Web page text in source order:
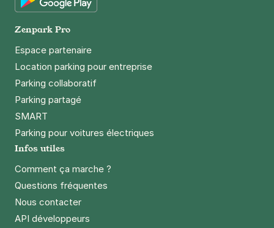
Zenpark Pro
Espace partenaire
Location parking pour entreprise
Parking collaboratif
Parking partagé
SMART
Parking pour voitures électriques
Infos utiles
Comment ça marche ?
Questions fréquentes
Nous contacter
API développeurs